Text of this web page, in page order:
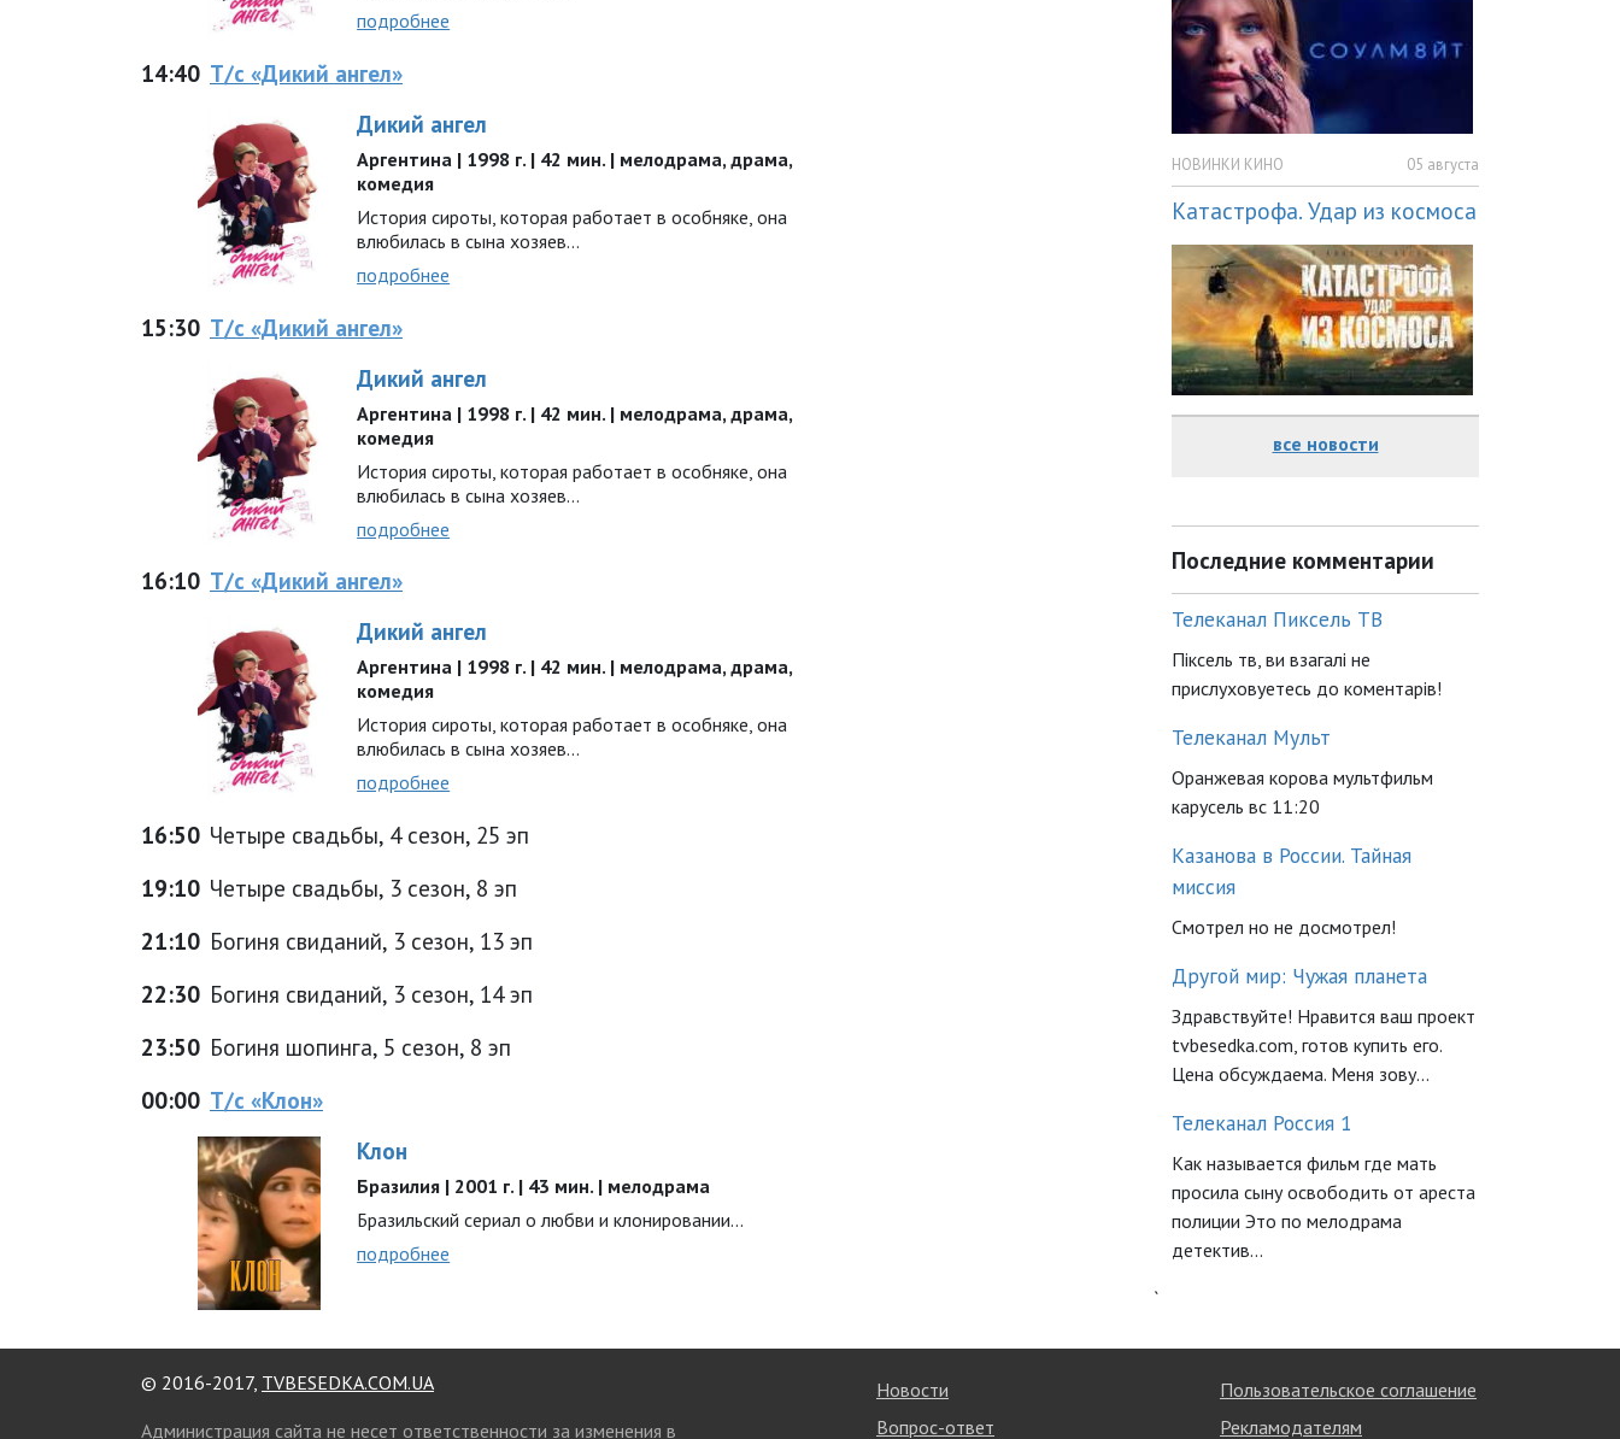
подробнее
14:40 Т/с «Дикий ангел»
Дикий ангел
Аргентина | 1998 г. | 42 мин. | мелодрама, драма,
комедия
История сироты, которая работает в особняке, она
влюбилась в сына хозяев…
подробнее
15:30 Т/с «Дикий ангел»
Дикий ангел
Аргентина | 1998 г. | 42 мин. | мелодрама, драма,
комедия
История сироты, которая работает в особняке, она
влюбилась в сына хозяев…
подробнее
16:10 Т/с «Дикий ангел»
Дикий ангел
Аргентина | 1998 г. | 42 мин. | мелодрама, драма,
комедия
История сироты, которая работает в особняке, она
влюбилась в сына хозяев…
подробнее
16:50 Четыре свадьбы, 4 сезон, 25 эп
19:10 Четыре свадьбы, 3 сезон, 8 эп
21:10 Богиня свиданий, 3 сезон, 13 эп
22:30 Богиня свиданий, 3 сезон, 14 эп
23:50 Богиня шопинга, 5 сезон, 8 эп
00:00 Т/с «Клон»
Клон
Бразилия | 2001 г. | 43 мин. | мелодрама
Бразильский сериал о любви и клонировании...
подробнее
НОВИНКИ КИНО 05 августа
Катастрофа. Удар из космоса
все новости
Последние комментарии
Телеканал Пиксель ТВ
Піксель тв, ви взагалі не
прислуховуетесь до коментарів!
Телеканал Мульт
Оранжевая корова мультфильм
карусель вс 11:20
Казанова в России. Тайная
миссия
Смотрел но не досмотрел!
Другой мир: Чужая планета
Здравствуйте! Нравится ваш проект
tvbesedka.com, готов купить его.
Цена обсуждаема. Меня зову...
Телеканал Россия 1
Как называется фильм где мать
просила сыну освободить от ареста
полиции Это по мелодрама
детектив...
`
© 2016-2017, TVBESEDKA.COM.UA
Администрация сайта не несет ответственности за изменения в
Новости
Вопрос-ответ
Пользовательское соглашение
Рекламодателям